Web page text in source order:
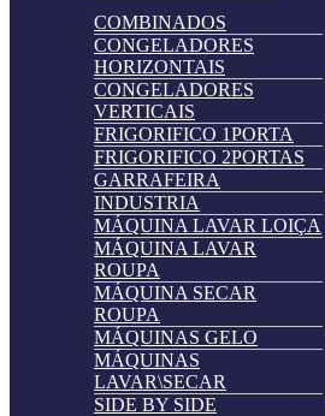
COMBINADOS
CONGELADORES
HORIZONTAIS
CONGELADORES
VERTICAIS
FRIGORIFICO 1PORTA
FRIGORIFICO 2PORTAS
GARRAFEIRA
INDUSTRIA
MÁQUINA LAVAR LOIÇA
MÁQUINA LAVAR
ROUPA
MÁQUINA SECAR
ROUPA
MÁQUINAS GELO
MÁQUINAS
LAVAR\SECAR
SIDE BY SIDE